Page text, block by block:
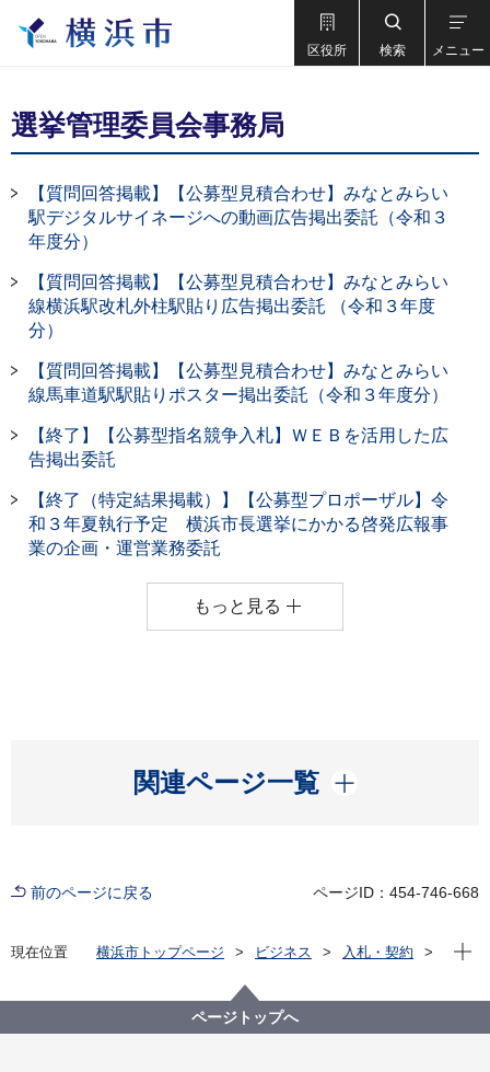
区役所 検索 メニュー
選挙管理委員会事務局
【質問回答掲載】【公募型見積合わせ】みなとみらい
駅デジタルサイネージへの動画広告掲出委託（令和３
年度分）
【質問回答掲載】【公募型見積合わせ】みなとみらい
線横浜駅改札外柱駅貼り広告掲出委託 （令和３年度
分）
【質問回答掲載】【公募型見積合わせ】みなとみらい
線馬車道駅駅貼りポスター掲出委託（令和３年度分）
【終了】【公募型指名競争入札】ＷＥＢを活用した広
告掲出委託
【終了（特定結果掲載）】【公募型プロポーザル】令
和３年夏執行予定 横浜市長選挙にかかる啓発広報事
業の企画・運営業務委託
もっと見る
関連ページ一覧
開く
前のページに戻る ページID：454-746-668
現在位置 横浜市トップページ ビジネス
入札・契約
選挙管理委員会事務局
現在
ページトップへ